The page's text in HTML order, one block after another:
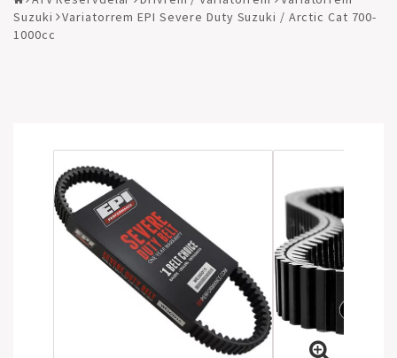
Suzuki
Variatorrem EPI Severe Duty Suzuki / Arctic Cat 700-
1000cc